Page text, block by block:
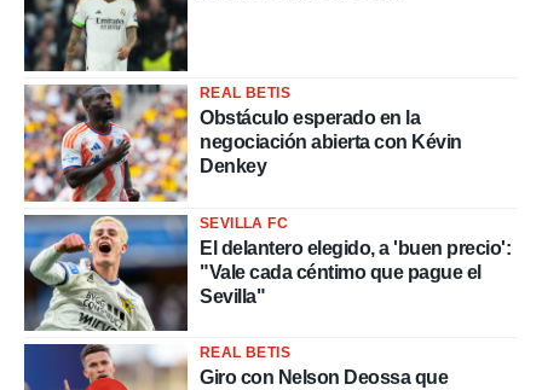
REAL BETIS
Obstáculo esperado en la
negociación abierta con Kévin
Denkey
SEVILLA FC
El delantero elegido, a 'buen precio':
"Vale cada céntimo que pague el
Sevilla"
REAL BETIS
Giro con Nelson Deossa que